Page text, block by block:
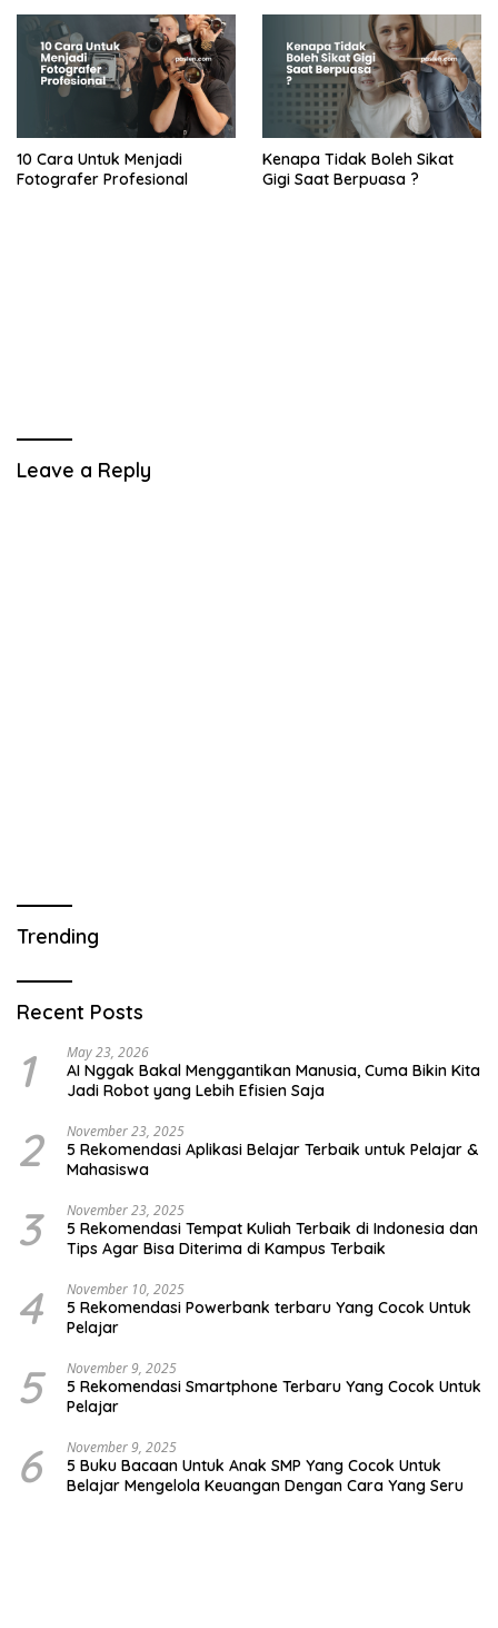
10 Cara Untuk Menjadi
Fotografer Profesional
Kenapa Tidak Boleh Sikat
Gigi Saat Berpuasa ?
Leave a Reply
Trending
Recent Posts
1 May 23, 2026
AI Nggak Bakal Menggantikan Manusia, Cuma Bikin Kita
Jadi Robot yang Lebih Efisien Saja
2 November 23, 2025
5 Rekomendasi Aplikasi Belajar Terbaik untuk Pelajar &
Mahasiswa
3 November 23, 2025
5 Rekomendasi Tempat Kuliah Terbaik di Indonesia dan
Tips Agar Bisa Diterima di Kampus Terbaik
4 November 10, 2025
5 Rekomendasi Powerbank terbaru Yang Cocok Untuk
Pelajar
5 November 9, 2025
5 Rekomendasi Smartphone Terbaru Yang Cocok Untuk
Pelajar
6 November 9, 2025
5 Buku Bacaan Untuk Anak SMP Yang Cocok Untuk
Belajar Mengelola Keuangan Dengan Cara Yang Seru